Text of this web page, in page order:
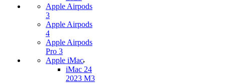
Apple Airpods
3
Apple Airpods
4
Apple Airpods
Pro 3
Apple iMac
iMac 24
2023 M3